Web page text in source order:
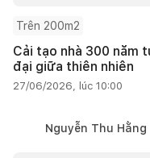
Trên 200m2
Cải tạo nhà 300 năm
đại giữa thiên nhiên
27/06/2026, lúc 10:00
Nguyễn Thu Hằng